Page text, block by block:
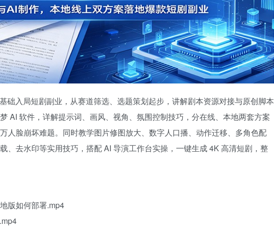
础入局短剧副业，从赛道筛选、选题策划起步，讲解剧本资源对接与原创脚本
AI 软件，详解提示词、画风、视角、氛围控制技巧，分在线、本地两套方案
人脸崩坏难题。同时教学图片修图放大、数字人口播、动作迁移、多角色配
、去水印等实用技巧，搭配 AI 导演工作台实操，一键生成 4K 高清短剧，整
版如何部署.mp4